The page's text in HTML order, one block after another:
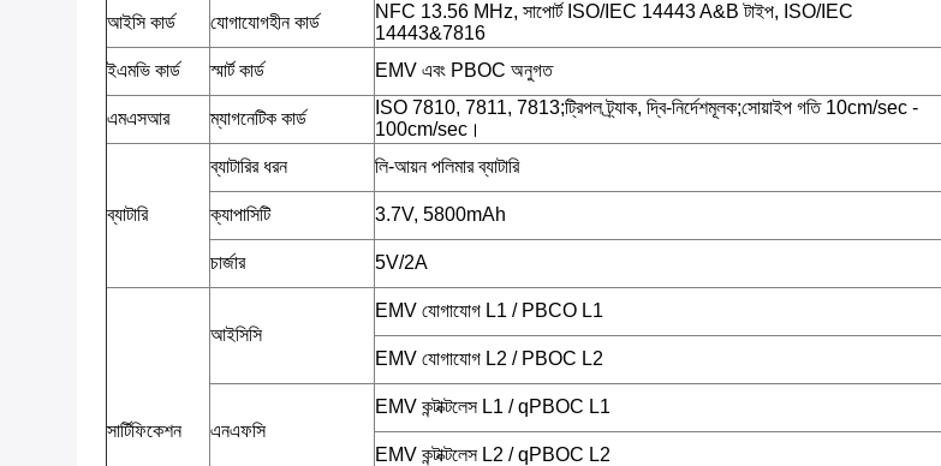
আইসি কার্ড যোগাযোগহীন কার্ড
NFC 13.56 MHz, সাপোর্ট ISO/IEC 14443 A&B টাইপ, ISO/IEC
14443&7816
ইএমভি কার্ড
স্মার্ট কার্ড EMV এবং PBOC অনুগত
এমএসআর ম্যাগনেটিক কার্ড
ISO 7810, 7811, 7813;ট্রিপল ট্র্যাক, দ্বি-নির্দেশমূলক;সোয়াইপ গতি 10cm/sec -
100cm/sec।
ব্যাটারি
ব্যাটারির ধরন লি-আয়ন পলিমার ব্যাটারি
ক্যাপাসিটি 3.7V, 5800mAh
চার্জার 5V/2A
সার্টিফিকেশন
আইসিসি
EMV যোগাযোগ L1 / PBCO L1
EMV যোগাযোগ L2 / PBOC L2
এনএফসি
EMV কন্টাক্টলেস L1 / qPBOC L1
EMV কন্টাক্টলেস L2 / qPBOC L2